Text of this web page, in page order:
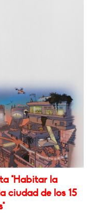
"Habitar la
ciudad de los 15